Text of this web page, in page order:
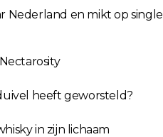
Nederland en mikt op single
heeft geworsteld?
in zijn lichaam